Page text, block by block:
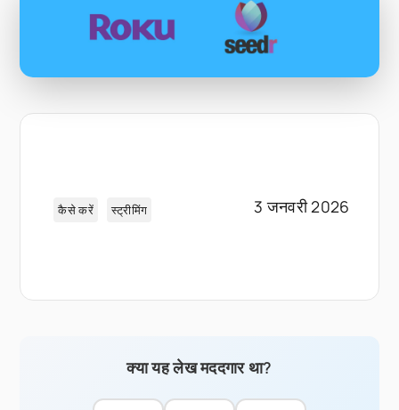
कैसे करें स्ट्रीमिंग 3 जनवरी 2026
क्या यह लेख मददगार था?